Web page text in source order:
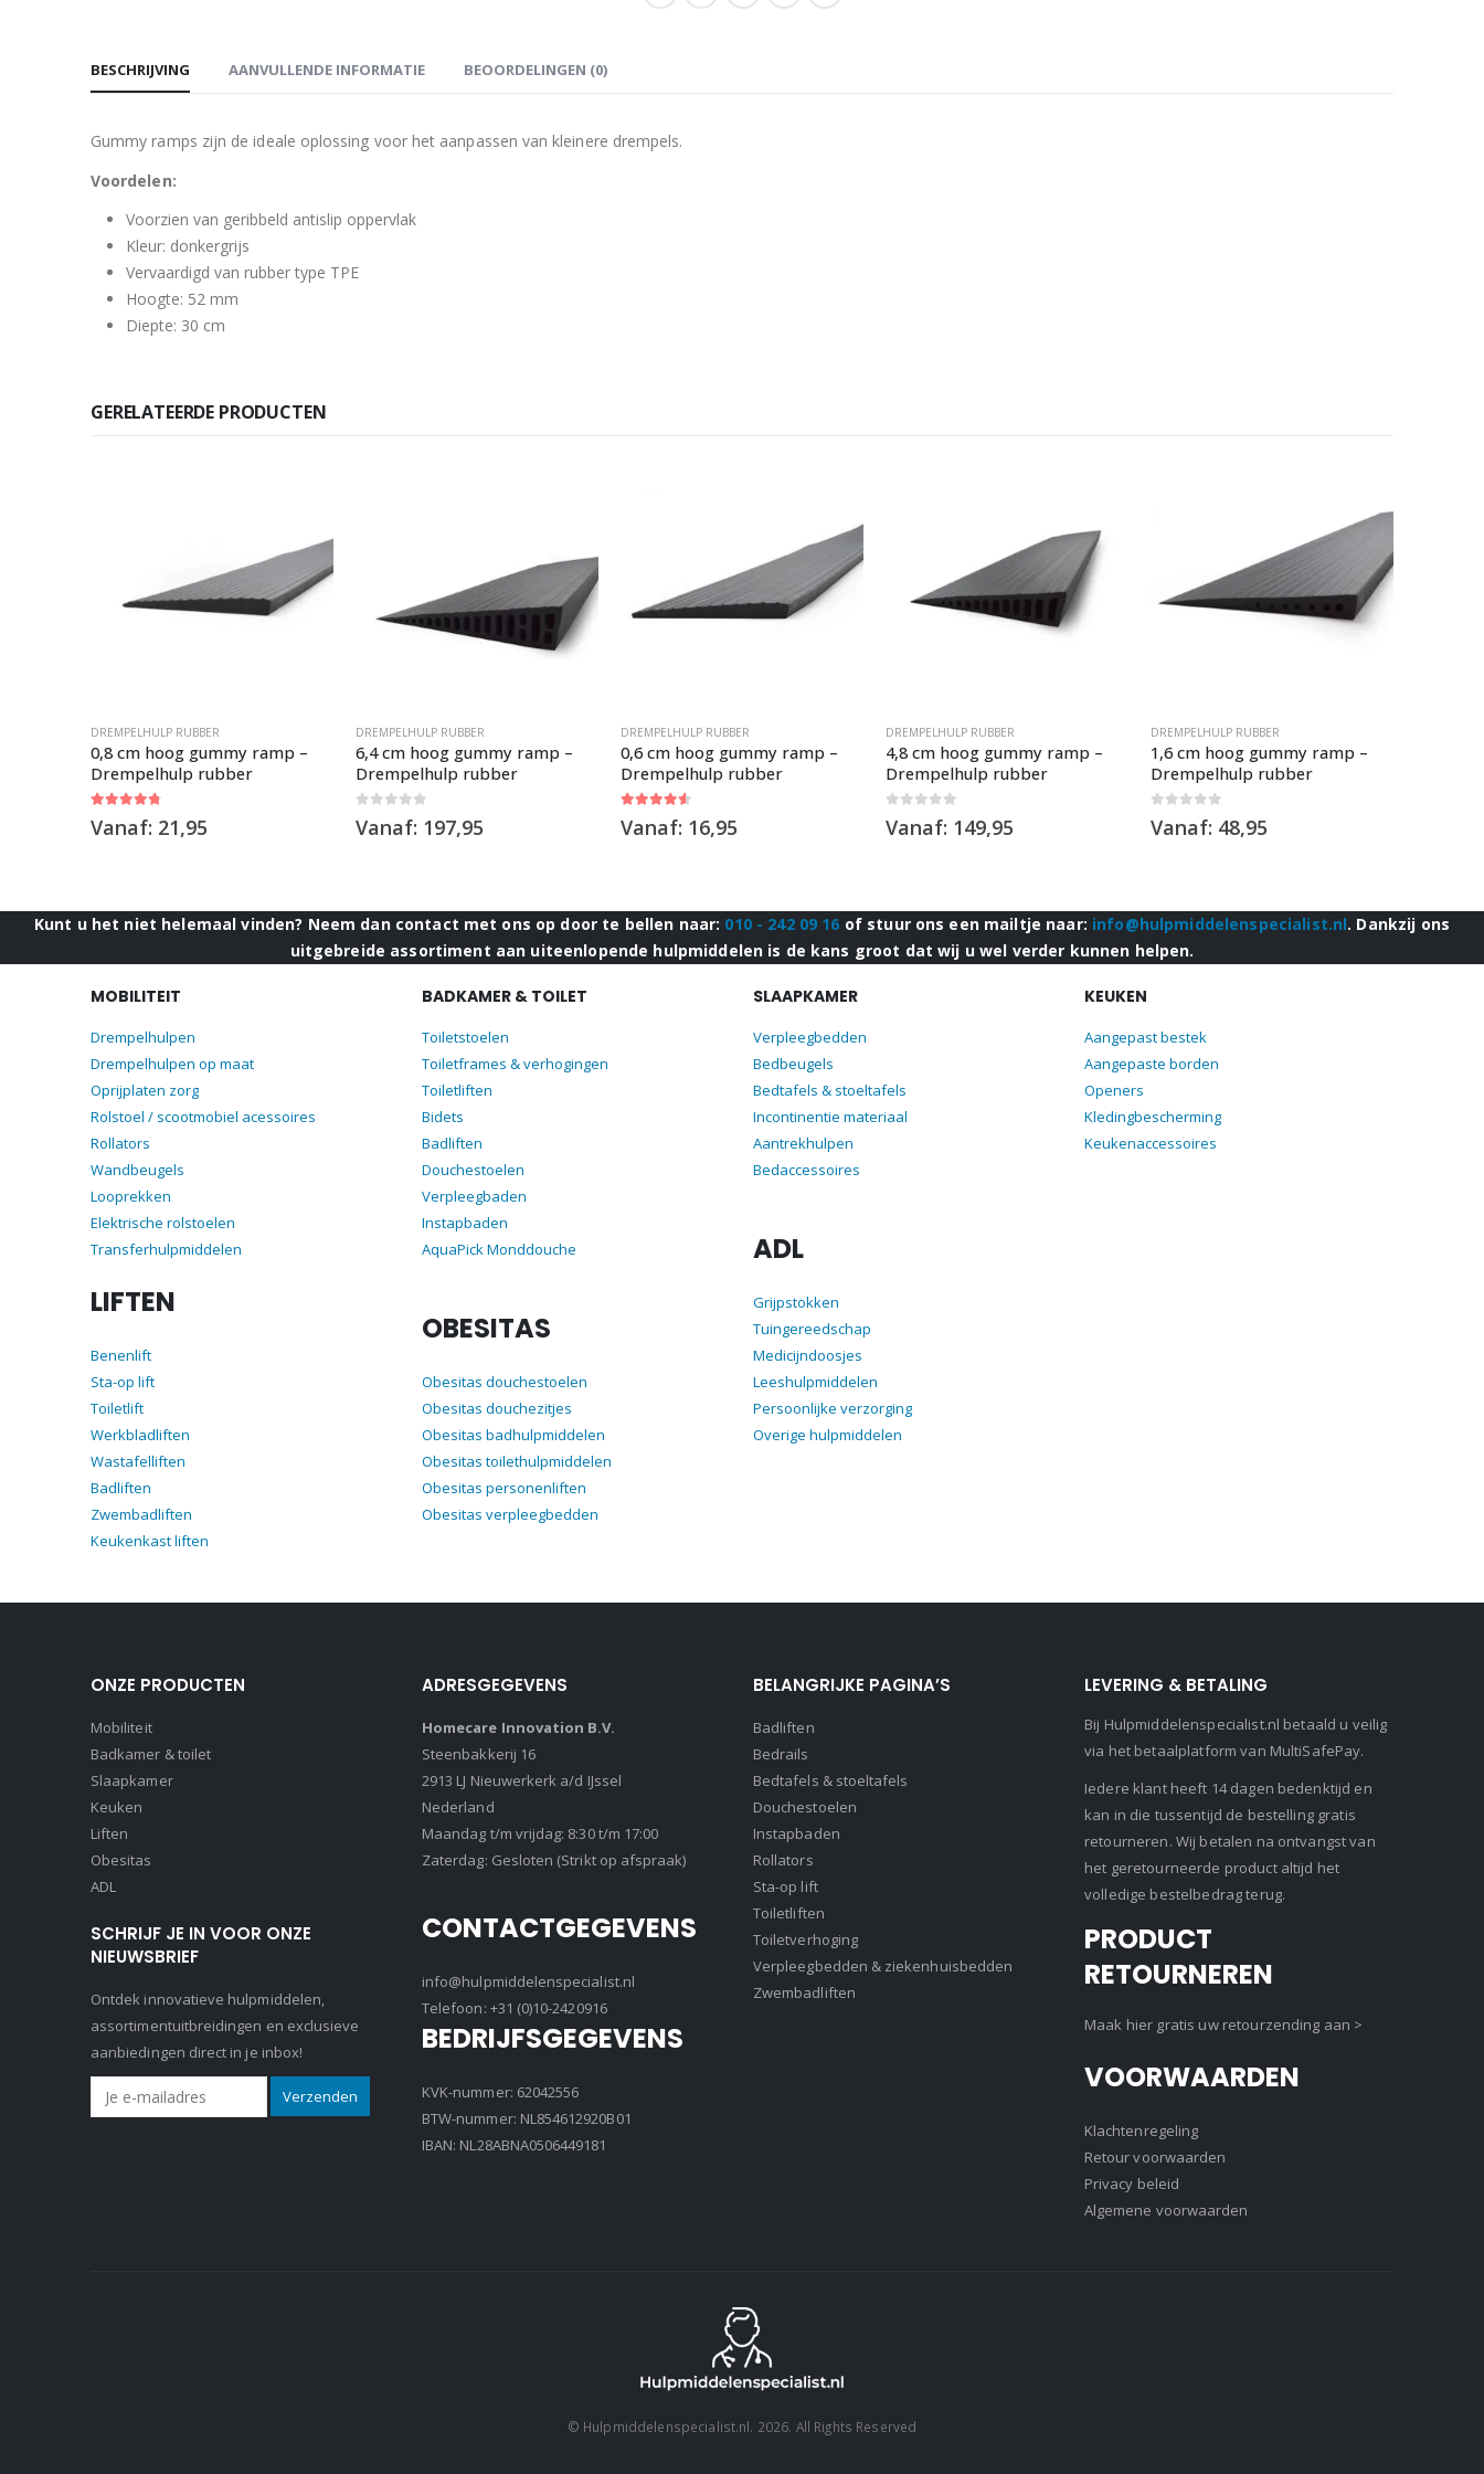
BESCHRIJVING AANVULLENDE INFORMATIE BEOORDELINGEN (0)
Gummy ramps zijn de ideale oplossing voor het aanpassen van kleinere drempels.
Voordelen:
Voorzien van geribbeld antislip oppervlak
Kleur: donkergrijs
Vervaardigd van rubber type TPE
Hoogte: 52 mm
Diepte: 30 cm
GERELATEERDE PRODUCTEN
DREMPELHULP RUBBER
0,8 cm hoog gummy ramp –
Drempelhulp rubber
out of 5
Vanaf: 21,95
DREMPELHULP RUBBER
6,4 cm hoog gummy ramp –
Drempelhulp rubber
out of 5
Vanaf: 197,95
DREMPELHULP RUBBER
0,6 cm hoog gummy ramp –
Drempelhulp rubber
out of 5
Vanaf: 16,95
DREMPELHULP RUBBER
4,8 cm hoog gummy ramp –
Drempelhulp rubber
out of 5
Vanaf: 149,95
DREMPELHULP RUBBER
1,6 cm hoog gummy ramp –
Drempelhulp rubber
out of 5
Vanaf: 48,95
Kunt u het niet helemaal vinden? Neem dan contact met ons op door te bellen naar: 010 - 242 09 16 of stuur ons een mailtje naar: info@hulpmiddelenspecialist.nl. Dankzij ons
uitgebreide assortiment aan uiteenlopende hulpmiddelen is de kans groot dat wij u wel verder kunnen helpen.
MOBILITEIT
Drempelhulpen
Drempelhulpen op maat
Oprijplaten zorg
Rolstoel / scootmobiel acessoires
Rollators
Wandbeugels
Looprekken
Elektrische rolstoelen
Transferhulpmiddelen
LIFTEN
Benenlift
Sta-op lift
Toiletlift
Werkbladliften
Wastafelliften
Badliften
Zwembadliften
Keukenkast liften
BADKAMER & TOILET
Toiletstoelen
Toiletframes & verhogingen
Toiletliften
Bidets
Badliften
Douchestoelen
Verpleegbaden
Instapbaden
AquaPick Monddouche
OBESITAS
Obesitas douchestoelen
Obesitas douchezitjes
Obesitas badhulpmiddelen
Obesitas toilethulpmiddelen
Obesitas personenliften
Obesitas verpleegbedden
SLAAPKAMER
Verpleegbedden
Bedbeugels
Bedtafels & stoeltafels
Incontinentie materiaal
Aantrekhulpen
Bedaccessoires
ADL
Grijpstokken
Tuingereedschap
Medicijndoosjes
Leeshulpmiddelen
Persoonlijke verzorging
Overige hulpmiddelen
KEUKEN
Aangepast bestek
Aangepaste borden
Openers
Kledingbescherming
Keukenaccessoires
ONZE PRODUCTEN
Mobiliteit
Badkamer & toilet
Slaapkamer
Keuken
Liften
Obesitas
ADL
SCHRIJF JE IN VOOR ONZE
NIEUWSBRIEF
Ontdek innovatieve hulpmiddelen,
assortimentuitbreidingen en exclusieve
aanbiedingen direct in je inbox!
ADRESGEGEVENS
Homecare Innovation B.V.
Steenbakkerij 16
2913 LJ Nieuwerkerk a/d IJssel
Nederland
Maandag t/m vrijdag: 8:30 t/m 17:00
Zaterdag: Gesloten (Strikt op afspraak)
CONTACTGEGEVENS
info@hulpmiddelenspecialist.nl
Telefoon: +31 (0)10-2420916
BEDRIJFSGEGEVENS
KVK-nummer: 62042556
BTW-nummer: NL854612920B01
IBAN: NL28ABNA0506449181
BELANGRIJKE PAGINA’S
Badliften
Bedrails
Bedtafels & stoeltafels
Douchestoelen
Instapbaden
Rollators
Sta-op lift
Toiletliften
Toiletverhoging
Verpleegbedden & ziekenhuisbedden
Zwembadliften
LEVERING & BETALING
Bij Hulpmiddelenspecialist.nl betaald u veilig
via het betaalplatform van MultiSafePay.
Iedere klant heeft 14 dagen bedenktijd en
kan in die tussentijd de bestelling gratis
retourneren. Wij betalen na ontvangst van
het geretourneerde product altijd het
volledige bestelbedrag terug.
PRODUCT
RETOURNEREN
Maak hier gratis uw retourzending aan >
VOORWAARDEN
Klachtenregeling
Retour voorwaarden
Privacy beleid
Algemene voorwaarden
© Hulpmiddelenspecialist.nl. 2026. All Rights Reserved